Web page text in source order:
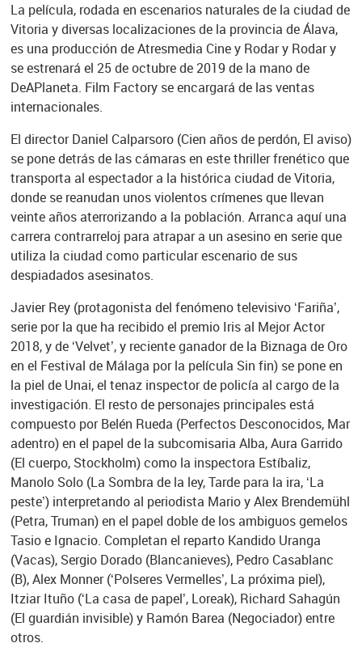
La película, rodada en escenarios naturales de la ciudad de
Vitoria y diversas localizaciones de la provincia de Álava,
es una producción de Atresmedia Cine y Rodar y Rodar y
se estrenará el 25 de octubre de 2019 de la mano de
DeAPlaneta. Film Factory se encargará de las ventas
internacionales.
El director Daniel Calparsoro (Cien años de perdón, El aviso)
se pone detrás de las cámaras en este thriller frenético que
transporta al espectador a la histórica ciudad de Vitoria,
donde se reanudan unos violentos crímenes que llevan
veinte años aterrorizando a la población. Arranca aquí una
carrera contrarreloj para atrapar a un asesino en serie que
utiliza la ciudad como particular escenario de sus
despiadados asesinatos.
Javier Rey (protagonista del fenómeno televisivo ‘Fariña’,
serie por la que ha recibido el premio Iris al Mejor Actor
2018, y de ‘Velvet’, y reciente ganador de la Biznaga de Oro
en el Festival de Málaga por la película Sin fin) se pone en
la piel de Unai, el tenaz inspector de policía al cargo de la
investigación. El resto de personajes principales está
compuesto por Belén Rueda (Perfectos Desconocidos, Mar
adentro) en el papel de la subcomisaria Alba, Aura Garrido
(El cuerpo, Stockholm) como la inspectora Estíbaliz,
Manolo Solo (La Sombra de la ley, Tarde para la ira, ‘La
peste’) interpretando al periodista Mario y Alex Brendemühl
(Petra, Truman) en el papel doble de los ambiguos gemelos
Tasio e Ignacio. Completan el reparto Kandido Uranga
(Vacas), Sergio Dorado (Blancanieves), Pedro Casablanc
(B), Alex Monner (‘Polseres Vermelles’, La próxima piel),
Itziar Ituño (‘La casa de papel’, Loreak), Richard Sahagún
(El guardián invisible) y Ramón Barea (Negociador) entre
otros.